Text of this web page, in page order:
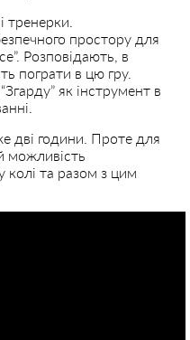
тренерки.
простору для
Розповідають, в
пограти в цю гру.
як інструмент в
дві години. Проте для
можливість
колі та разом з цим